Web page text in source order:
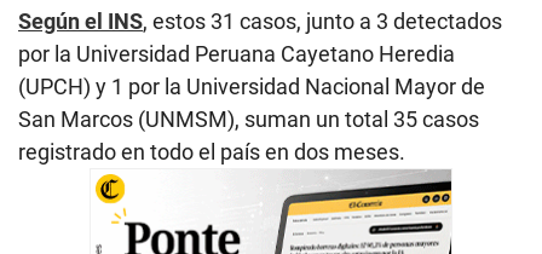
Según el INS, estos 31 casos, junto a 3 detectados
por la Universidad Peruana Cayetano Heredia
(UPCH) y 1 por la Universidad Nacional Mayor de
San Marcos (UNMSM), suman un total 35 casos
registrado en todo el país en dos meses.